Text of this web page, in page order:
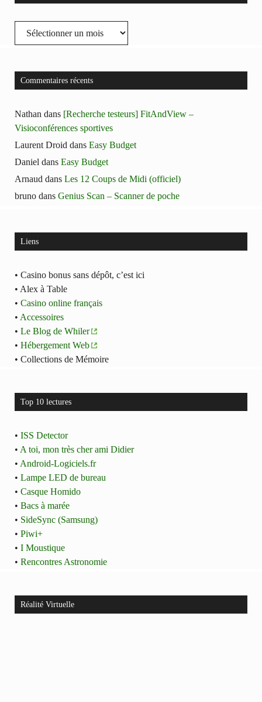
Archives
Commentaires récents
Nathan dans [Recherche testeurs] FitAndView –
Visioconférences sportives
Laurent Droid dans Easy Budget
Daniel dans Easy Budget
Arnaud dans Les 12 Coups de Midi (officiel)
bruno dans Genius Scan – Scanner de poche
Liens
• Casino bonus sans dépôt, c’est ici
• Alex à Table
• Casino online français
• Accessoires
• Le Blog de Whiler
• Hébergement Web
• Collections de Mémoire
Top 10 lectures
• ISS Detector
• A toi, mon très cher ami Didier
• Android-Logiciels.fr
• Lampe LED de bureau
• Casque Homido
• Bacs à marée
• SideSync (Samsung)
• Piwi+
• I Moustique
• Rencontres Astronomie
Réalité Virtuelle